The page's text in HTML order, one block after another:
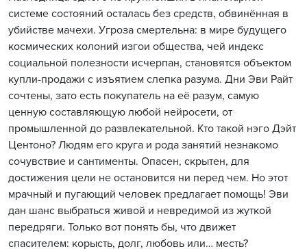
системе состояний осталась без средств, обвинённая в
убийстве мачехи. Угроза смертельна: в мире будущего
космических колоний изгои общества, чей индекс
социальной полезности исчерпан, становятся объектом
купли-продажи с изъятием слепка разума. Дни Эви Райт
сочтены, зато есть покупатель на её разум, самую
ценную составляющую любой нейросети, от
промышленной до развлекательной. Кто такой нэго Дэйт
Центоно? Людям его круга и рода занятий незнакомо
сочувствие и сантименты. Опасен, скрытен, для
достижения цели не остановится ни перед чем. Но этот
мрачный и пугающий человек предлагает помощь! Эви
дан шанс выбраться живой и невредимой из жуткой
передряги. Только вот понять бы, что движет
спасителем: корысть, долг, любовь или… месть?